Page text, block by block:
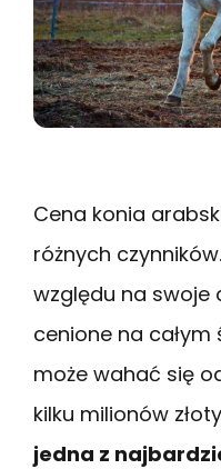
Cena konia
różnych
względu na swoje
cenione na
może wahać się
kilku milionów
jedna z